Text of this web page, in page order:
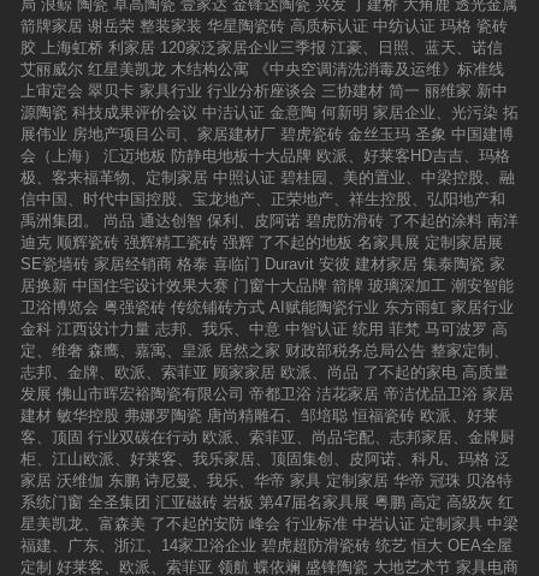
您继续相约
者进行各种营销售后互动。中国家居正品查询平
台，简称正品搜是由红星美凯龙集团与中国质量
认证中心联合发起的家居行业正品溯源平台。通
过工厂源头统一贴标，一物一码技术，到消费者
的扫码验证的闭环流程，保障消费者权益和品牌
利益。平台具有行业平台、正品溯源（防伪查
询）、用户互动、营销售后、品牌商城的核心服
务优势，服务品牌商，连接消费者，旨在建立健
全家居正品溯源体系，助力消费者购买绿色环保
的优质家居产品。正品搜五大服务优势行业平台
截止目前，大自然家居、久盛地板、天格地板、
尚高卫浴、玫瑰岛全卫定制、德立淋浴房、皇派
门窗、轩尼斯门窗、新豪轩门窗、欧哲门窗、博
仕门窗、圣堡罗门窗、墨瑟门窗、左右家私、仁
豪家居、金可儿、雅兰床垫等1000+家居行业品
牌已加入家居正品查询平台。
公司经营业绩带来影响。另外，行业竞争加剧、
品牌运营与管理、经销商管理和疫情反复的不确
定性，仍是包括慕思股份在内的软体家居企业普
遍面临的风险。
局 浪鲸 陶瓷 卓高陶瓷 壹家达 金锋达陶瓷 兴发 丁建桥 大角鹿 透光金属
箭牌家居 谢岳荣 整装家装 华星陶瓷砖 高质标认证 中纺认证 玛格 瓷砖
胶
上海虹桥 利家居 120家泛家居企业三季报 江豪、日照、蓝天、诺信
艾丽威尔 红星美凯龙 木结构公寓
《中央空调清洗消毒及运维》标准线
上审定会 翠贝卡 家具行业 行业分析座谈会 三协建材 简一 丽维家 新中
源陶瓷 科技成果评价会议 中洁认证 金意陶 何新明 家居企业、光污染 拓
展伟业 房地产项目公司、家居建材厂 碧虎瓷砖 金丝玉玛 圣象 中国建博
会（上海）
汇迈地板 防静电地板十大品牌 欧派、好莱客HD吉吉、玛格
极、客来福革物、定制家居 中照认证 碧桂园、美的置业、中梁控股、融
信中国、时代中国控股、宝龙地产、正荣地产、祥生控股、弘阳地产和
禹洲集团。
尚品 通达创智 保利、皮阿诺 碧虎防滑砖 了不起的涂料 南洋
迪克 顺辉瓷砖 强辉精工瓷砖 强辉 了不起的地板 名家具展 定制家居展
SE瓷墙砖 家居经销商 格泰 喜临门 Duravit 安彼 建材家居 集泰陶瓷 家
居换新 中国住宅设计效果大赛 门窗十大品牌 箭牌 玻璃深加工 潮安智能
卫浴博览会 粤强瓷砖 传统铺砖方式 AI赋能陶瓷行业 东方雨虹 家居行业
金科 江西设计力量 志邦、我乐、中意 中智认证 统用 菲梵 马可波罗 高
定、维奢 森鹰、嘉寓、皇派 居然之家 财政部税务总局公告 整家定制、
志邦、金牌、欧派、索菲亚 顾家家居 欧派、尚品 了不起的家电 高质量
发展 佛山市晖宏裕陶瓷有限公司 帝都卫浴 洁花家居 帝洁优品卫浴 家居
建材 敏华控股 弗娜罗陶瓷 唐尚精雕石、邹培聪 恒福瓷砖 欧派、好莱
客、顶固 行业双碳在行动 欧派、索菲亚、尚品宅配、志邦家居、金牌厨
柜、江山欧派、好莱客、我乐家居、顶固集创、皮阿诺、科凡、玛格 泛
家居 沃维伽 东鹏 诗尼曼、我乐、华帝 家具 定制家居 华帝 冠珠 贝洛特
系统门窗 全圣集团 汇亚磁砖 岩板 第47届名家具展 粤鹏 高定 高级灰 红
星美凯龙、富森美 了不起的安防 峰会 行业标准 中岩认证 定制家具 中梁
福建、广东、浙江、14家卫浴企业 碧虎超防滑瓷砖 统艺 恒大 OEA全屋
定制 好莱客、欧派、索菲亚 领航 蝶依斓 盛锋陶瓷 大地艺术节 家具电商